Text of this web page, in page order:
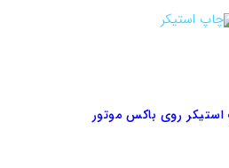
استیکر روی باکس موتور